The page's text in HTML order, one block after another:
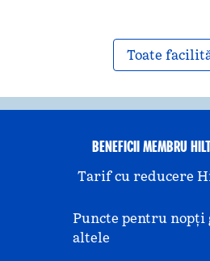
Toate
BENEFICII MEMBRU
Tarif cu reducere
Puncte pentru
altele